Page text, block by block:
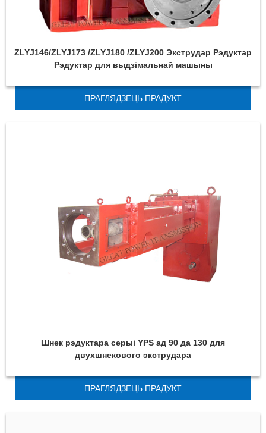
ZLYJ146/ZLYJ173 /ZLYJ180 /ZLYJ200 Экструдар Рэдуктар
Рэдуктар для выдзімальнай машыны
ПРАГЛЯДЗЕЦЬ ПРАДУКТ
Шнек рэдуктара серыі YPS ад 90 да 130 для
двухшнекового экструдара
ПРАГЛЯДЗЕЦЬ ПРАДУКТ